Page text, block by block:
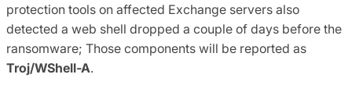
protection tools on affected Exchange servers also
detected a web shell dropped a couple of days before the
ransomware; Those components will be reported as
Troj/WShell-A.